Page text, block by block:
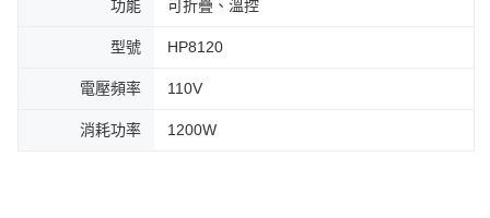
功能 可折疊、溫控
型號 HP8120
電壓頻率 110V
消耗功率 1200W